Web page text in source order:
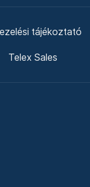
tájékoztató
Telex Sales